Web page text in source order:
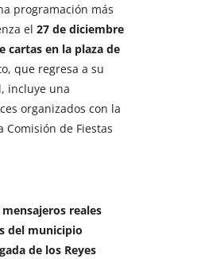
programación más
el27 de diciembre
cartas en la plaza de
que regresa a su
incluye una
organizados con la
Comisión de Fiestas
reales
del municipio
de los Reyes